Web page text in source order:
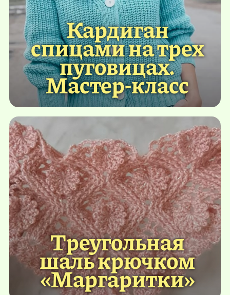
Кардиган
спицами на трех
пуговицах.
Мастер-класс
Треугольная
шаль крючком
«Маргаритки»